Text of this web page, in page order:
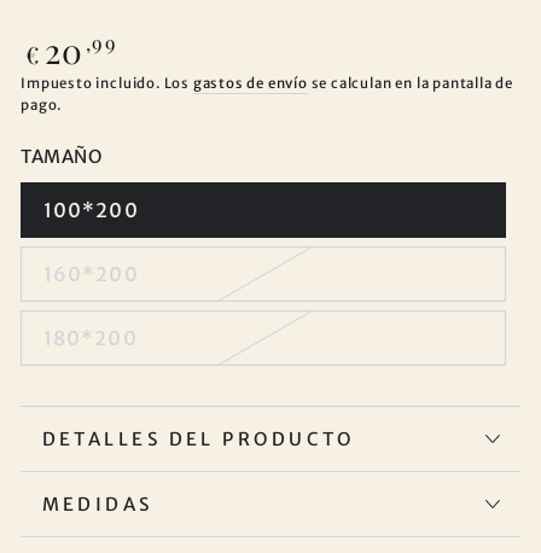
Precio
regular
€ 20 ,99
Impuesto incluido. Los gastos de envío se calculan en la pantalla de
pago.
TAMAÑO
100*200
160*200
180*200
DETALLES DEL PRODUCTO
MEDIDAS